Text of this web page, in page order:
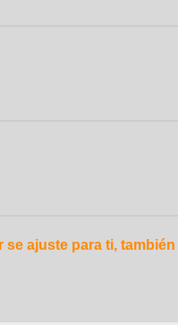
ajuste para ti,